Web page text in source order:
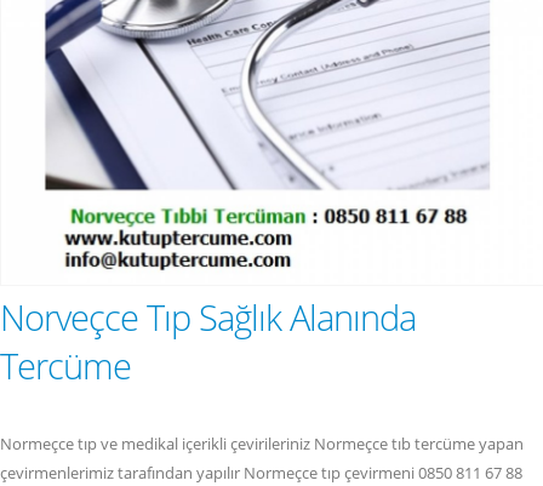
Norveçce Tıp Sağlık Alanında
Tercüme
Normeçce tıp ve medikal içerikli çevirileriniz Normeçce tıb tercüme yapan
çevirmenlerimiz tarafından yapılır Normeçce tıp çevirmeni 0850 811 67 88